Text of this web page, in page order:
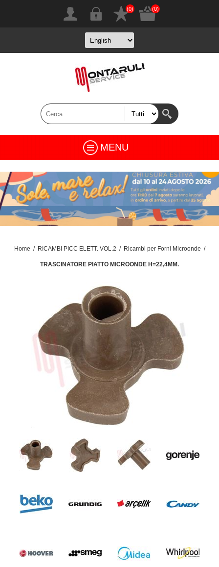
(0) (0)
MENU
Home / RICAMBI PICC ELETT. VOL.2 / Ricambi per Forni Microonde /
TRASCINATORE PIATTO MICROONDE H=22,4MM.